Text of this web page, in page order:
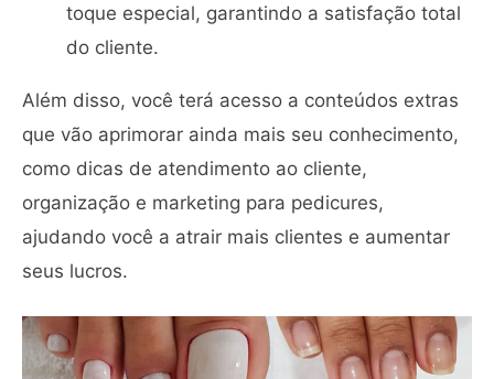
toque especial, garantindo a satisfação total
do cliente.
Além disso, você terá acesso a conteúdos extras
que vão aprimorar ainda mais seu conhecimento,
como dicas de atendimento ao cliente,
organização e marketing para pedicures,
ajudando você a atrair mais clientes e aumentar
seus lucros.